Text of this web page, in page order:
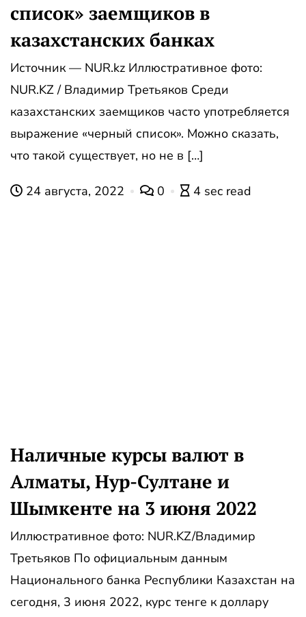
список» заемщиков в
казахстанских банках
Источник — NUR.kz Иллюстративное фото:
NUR.KZ / Владимир Третьяков Среди
казахстанских заемщиков часто употребляется
выражение «черный список». Можно сказать,
что такой существует, но не в […]
24 августа, 2022 0 4 sec read
Наличные курсы валют в
Алматы, Нур-Султане и
Шымкенте на 3 июня 2022
Иллюстративное фото: NUR.KZ/Владимир
Третьяков По официальным данным
Национального банка Республики Казахстан на
сегодня, 3 июня 2022, курс тенге к доллару